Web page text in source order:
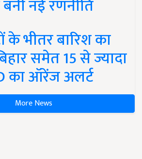
नई रणनीति
भीतर बारिश का
समेत 15 से ज्यादा
का ऑरेंज अलर्ट
More News